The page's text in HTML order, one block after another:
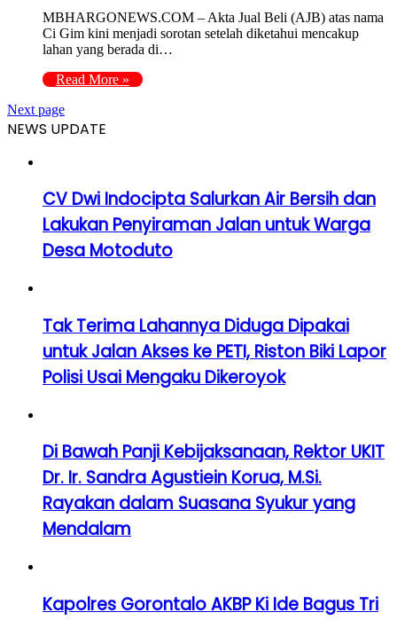
MBHARGONEWS.COM – Akta Jual Beli (AJB) atas nama
Ci Gim kini menjadi sorotan setelah diketahui mencakup
lahan yang berada di…
Read More »
Next page
NEWS UPDATE
CV Dwi Indocipta Salurkan Air Bersih dan
Lakukan Penyiraman Jalan untuk Warga
Desa Motoduto
Tak Terima Lahannya Diduga Dipakai
untuk Jalan Akses ke PETI, Riston Biki Lapor
Polisi Usai Mengaku Dikeroyok
Di Bawah Panji Kebijaksanaan, Rektor UKIT
Dr. Ir. Sandra Agustiein Korua, M.Si.
Rayakan dalam Suasana Syukur yang
Mendalam
Kapolres Gorontalo AKBP Ki Ide Bagus Tri